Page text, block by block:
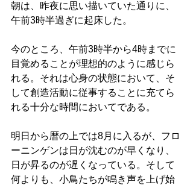
朝は、昨夜に思い描いていた通りに、
午前3時半過ぎに起床した。
今のところ、午前3時半から4時までに
目覚めることが理想的のように感じら
れる。それは心身の状態において、そ
して創造活動に従事することに充てら
れる十分な時間においてである。
明日から暦の上では8月に入るが、フロ
ーニンゲンは日が沈むのが早くなり、
日が昇るのが遅くなっている。そして
何よりも、小鳥たちが鳴き声を上げ始